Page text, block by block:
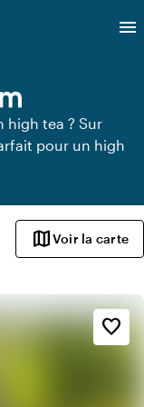
menu
high tea ? Sur
pour un high
mapVoir la carte
favorite_border
Ambiance
info
Classique